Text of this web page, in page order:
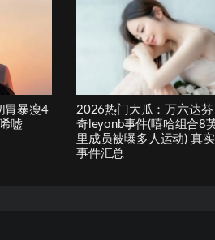
胃暴瘦4
嘘
2026热门大瓜：万六达芬
奇leyonb事件(嘻哈组合8
里成员被曝多人运动) 真实
事件汇总